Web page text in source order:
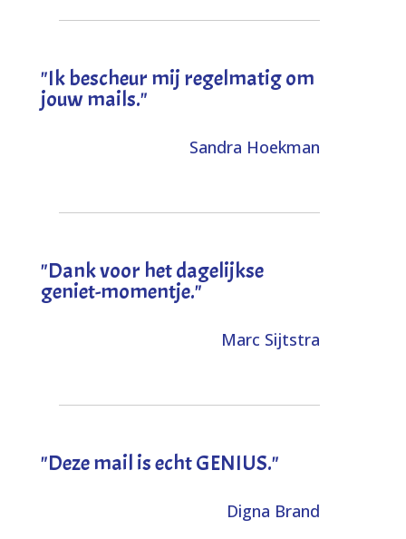
"Ik bescheur mij regelmatig om
jouw mails."
Sandra Hoekman
"Dank voor het dagelijkse
geniet-momentje."
Marc Sijtstra
"Deze mail is echt GENIUS."
Digna Brand